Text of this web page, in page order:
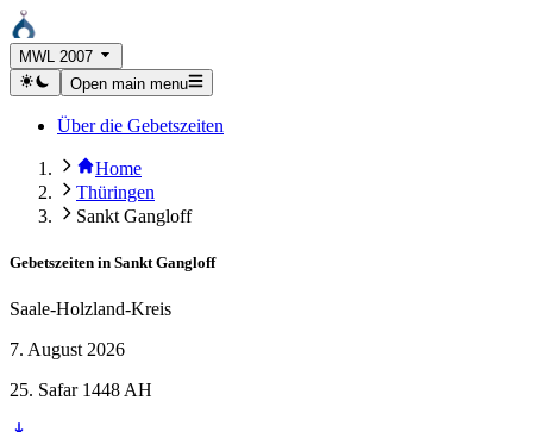
MWL 2007
Open main menu
Über die Gebetszeiten
Home
Thüringen
Sankt Gangloff
Gebetszeiten in Sankt Gangloff
Saale-Holzland-Kreis
7. August 2026
25. Safar 1448 AH